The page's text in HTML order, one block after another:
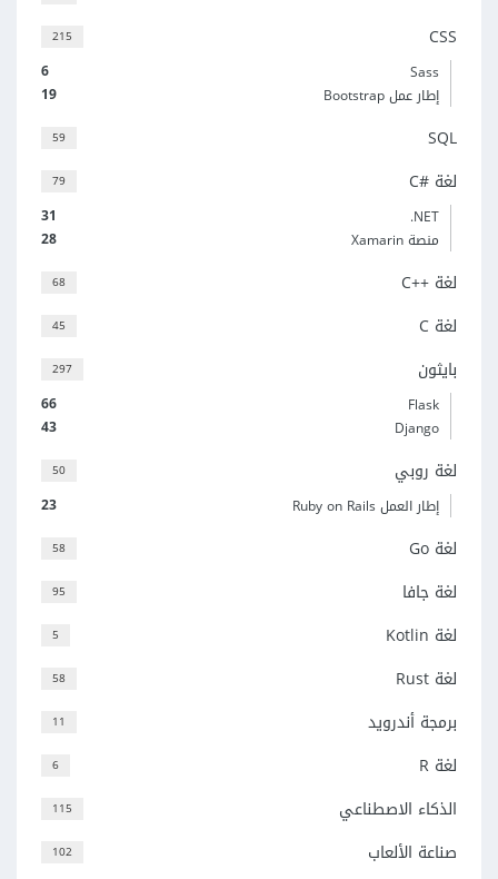
215 CSS
6
Sass
19
إطار عمل Bootstrap
59 SQL
79 لغة C#‎
31
‎.NET
28
منصة Xamarin
68 لغة C++‎
45 لغة C
297 بايثون
66
Flask
43
Django
50 لغة روبي
23 إطار العمل Ruby on Rails
58 لغة Go
95 لغة جافا
5 لغة Kotlin
58 لغة Rust
11 برمجة أندرويد
6 لغة R
115 الذكاء الاصطناعي
102 صناعة الألعاب